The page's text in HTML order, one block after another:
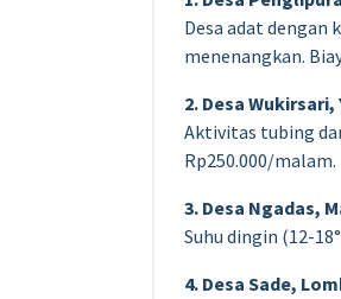
Desa adat dengan
menenangkan.
2. Desa
Aktivitas tubing
Rp250.000/malam.
3. Desa Ngadas,
Suhu dingin (12-
4. Desa Sade,